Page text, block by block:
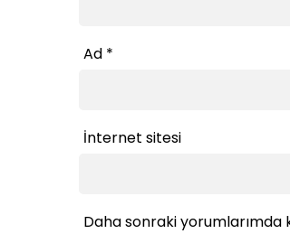
Ad *
İnternet sitesi
Daha sonraki yorumlarımda